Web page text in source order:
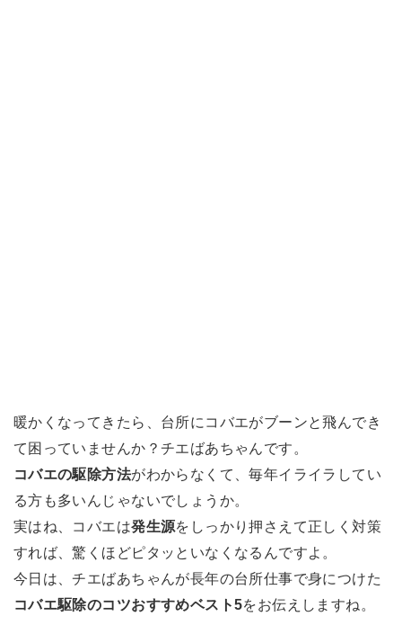
暖かくなってきたら、台所にコバエがブーンと飛んでき
て困っていませんか？チエばあちゃんです。
コバエの駆除方法がわからなくて、毎年イライラしてい
る方も多いんじゃないでしょうか。
実はね、コバエは発生源をしっかり押さえて正しく対策
すれば、驚くほどピタッといなくなるんですよ。
今日は、チエばあちゃんが長年の台所仕事で身につけた
コバエ駆除のコツおすすめベスト5をお伝えしますね。